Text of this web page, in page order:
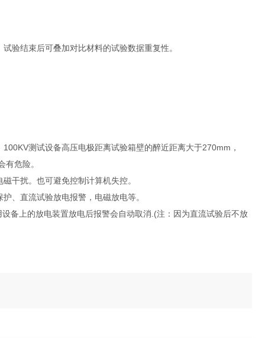
验结束后可叠加对比材料的试验数据重复性。
测试设备高压电极距离试验箱壁的醉近距离大于270mm，
危险。
干扰。也可避免控制计算机失控。
、直流试验放电报警，电磁放电等。
备上的放电装置放电后报警会自动取消.(注：因为直流试验后不放